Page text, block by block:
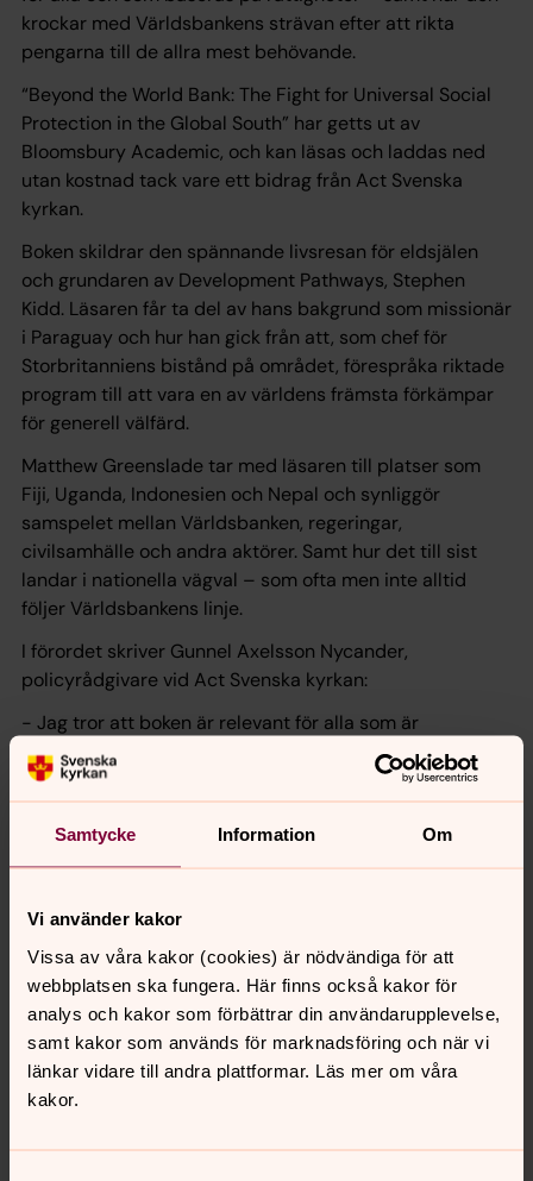
Samtycke Information Om
Vi använder kakor
Vissa av våra kakor (cookies) är nödvändiga för att
webbplatsen ska fungera. Här finns också kakor för
analys och kakor som förbättrar din användarupplevelse,
samt kakor som används för marknadsföring och när vi
länkar vidare till andra plattformar. Läs mer om våra
kakor.
krockar med Världsbankens strävan efter att rikta
pengarna till de allra mest behövande.
“Beyond the World Bank: The Fight for Universal Social
Protection in the Global South” har getts ut av
Bloomsbury Academic, och kan läsas och laddas ned
utan kostnad tack vare ett bidrag från Act Svenska
kyrkan.
Boken skildrar den spännande livsresan för eldsjälen
och grundaren av Development Pathways, Stephen
Kidd. Läsaren får ta del av hans bakgrund som missionär
i Paraguay och hur han gick från att, som chef för
Storbritanniens bistånd på området, förespråka riktade
program till att vara en av världens främsta förkämpar
för generell välfärd.
Matthew Greenslade tar med läsaren till platser som
Fiji, Uganda, Indonesien och Nepal och synliggör
samspelet mellan Världsbanken, regeringar,
civilsamhälle och andra aktörer. Samt hur det till sist
landar i nationella vägval – som ofta men inte alltid
följer Världsbankens linje.
I förordet skriver Gunnel Axelsson Nycander,
policyrådgivare vid Act Svenska kyrkan:
- Jag tror att boken är relevant för alla som är
intresserade av hur internationellt
utvecklingssamarbete fungerar i praktiken. Framför allt
förmedlar boken ett starkt budskap om att
Världsbanken behöver ändra riktning. Och visar på
framgångar som kan inspirera och ge hopp.
Beställ boken eller läs den gratis här.
Matthew Greenslade besöker Sverige i februari och
medverkar i ett författarsamtal i Stockholm den 5
februari, som ävensänds digitalt. Arrangemanget är ett
samarbete med ABF Stockholm och Föreningen för
utvecklingsfrågor (FUF).Mer information och anmälan
finns på ABF:s webbplats.